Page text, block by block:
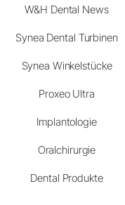
W&H Dental News
Synea Dental Turbinen
Synea Winkelstücke
Proxeo Ultra
Implantologie
Oralchirurgie
Dental Produkte